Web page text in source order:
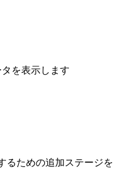
を表示します
るための追加ステージを